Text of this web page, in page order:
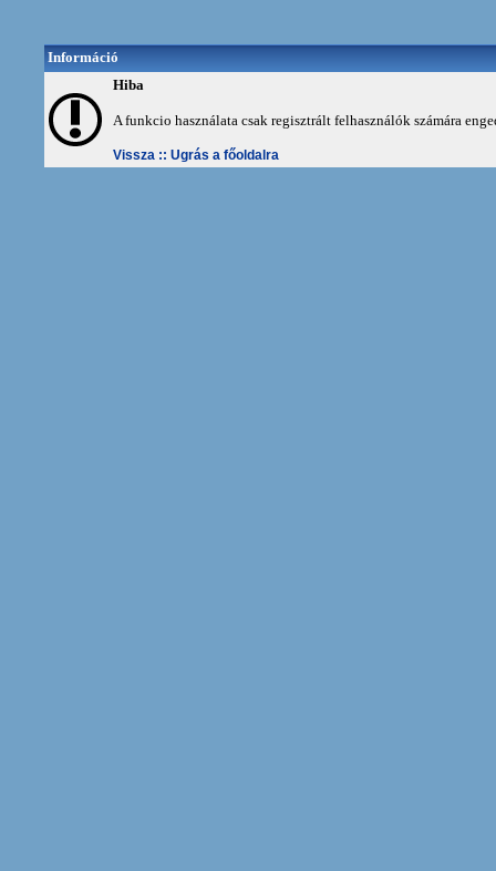
Információ
Hiba
A funkcio használata csak regisztrált felhasználók számára
Vissza :: Ugrás a főoldalra